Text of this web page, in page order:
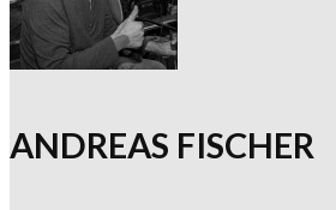
ANDREAS FISCHER